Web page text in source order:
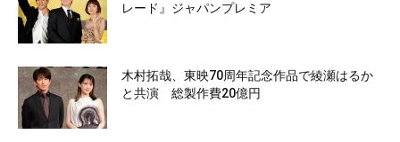
レード』ジャパンプレミア
木村拓哉、東映70周年記念作品で綾瀬はるか
と共演 総製作費20億円